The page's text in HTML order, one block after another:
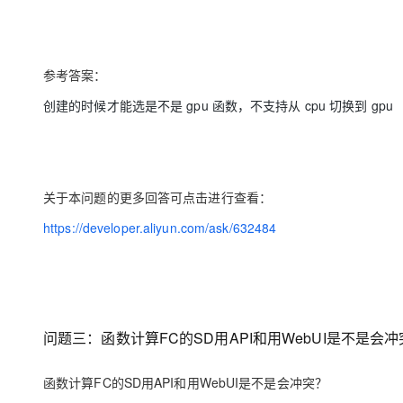
参考答案：
创建的时候才能选是不是 gpu 函数，不支持从 cpu 切换到 gpu
关于本问题的更多回答可点击进行查看：
https://developer.aliyun.com/ask/632484
问题三：函数计算FC的SD用API和用WebUI是不是会冲
函数计算FC的SD用API和用WebUI是不是会冲突？